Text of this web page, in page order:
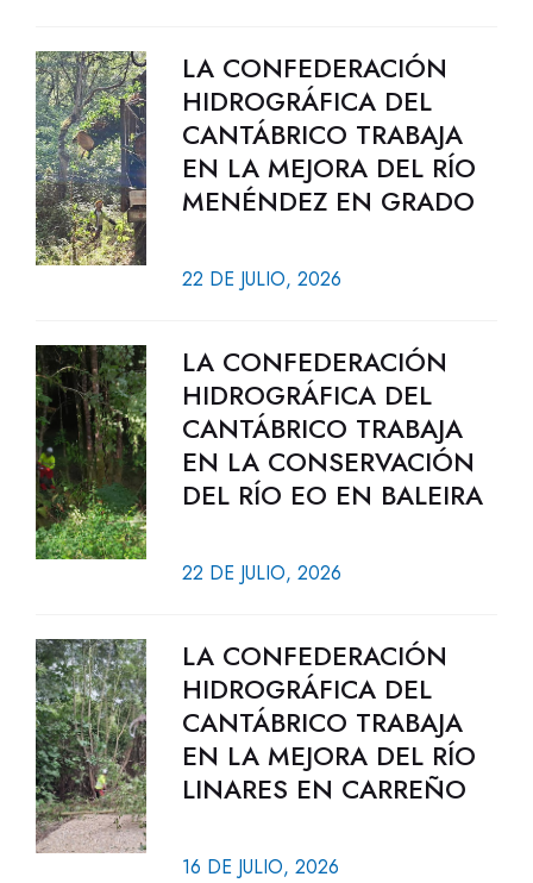
LA CONFEDERACIÓN
HIDROGRÁFICA DEL
CANTÁBRICO TRABAJA
EN LA MEJORA DEL RÍO
MENÉNDEZ EN GRADO
22 DE JULIO, 2026
LA CONFEDERACIÓN
HIDROGRÁFICA DEL
CANTÁBRICO TRABAJA
EN LA CONSERVACIÓN
DEL RÍO EO EN BALEIRA
22 DE JULIO, 2026
LA CONFEDERACIÓN
HIDROGRÁFICA DEL
CANTÁBRICO TRABAJA
EN LA MEJORA DEL RÍO
LINARES EN CARREÑO
16 DE JULIO, 2026